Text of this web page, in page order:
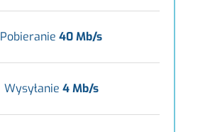
Pobieranie 40 Mb/s
Wysyłanie 4 Mb/s